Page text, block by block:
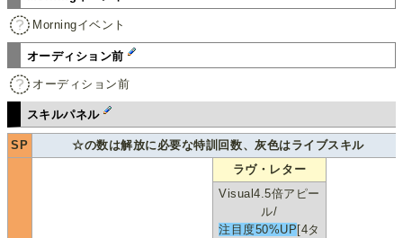
Morningイベント
オーディション前
オーディション前
スキルパネル
SP ☆の数は解放に必要な特訓回数、灰色はライブスキル
ラヴ・レター
Visual4.5倍アピー
ル/
注目度50%UP [4タ